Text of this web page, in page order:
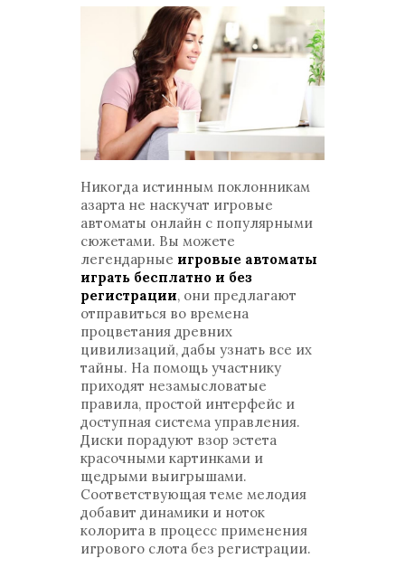
Мнения и публикации
Никогда истинным поклонникам
азарта не наскучат игровые
автоматы онлайн с популярными
сюжетами. Вы можете
легендарные игровые автоматы
играть бесплатно и без
регистрации, они предлагают
отправиться во времена
процветания древних
цивилизаций, дабы узнать все их
тайны. На помощь участнику
приходят незамысловатые
правила, простой интерфейс и
доступная система управления.
Диски порадуют взор эстета
красочными картинками и
щедрыми выигрышами.
Соответствующая теме мелодия
добавит динамики и ноток
колорита в процесс применения
игрового слота без регистрации.